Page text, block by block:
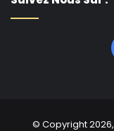
© Copyright